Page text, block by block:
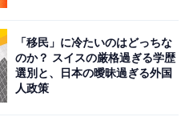
「移民」に冷たいのはどっちな
のか？ スイスの厳格過ぎる学歴
選別と、日本の曖昧過ぎる外国
人政策